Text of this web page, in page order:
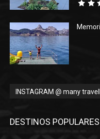
INSTAGRAM @ many
DESTINOS POPULARES